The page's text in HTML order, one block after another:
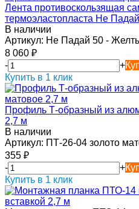
Лента противоскользящая
термоэластопласта Не
В наличии
Артикул: Не Падай 50 -
8 060 ₽
-
+
Купить в 1 клик
Профиль Т-образный из
2,7 м
В наличии
Артикул: ПТ-26-04 золото
355 ₽
-
+
Купить в 1 клик